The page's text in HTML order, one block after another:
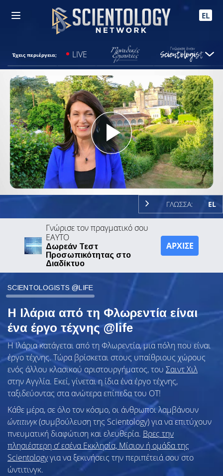
EL
Έχεις περιέργεια; LIVE
Play
Video
ΓΛΩΣΣΑ: EL
Γνώρισε τον πραγματικό σου
ΕΑΥΤΟ
Δωρεάν Τεστ
Προσωπικότητας στο
Διαδίκτυο
ΑΡΧΙΣΕ
SCIENTOLOGISTS @LIFE
Η Ιλάρια από τη Φλωρεντία είναι
ένα έργο τέχνης @life
Η Ιλάρια κατάγεται από τη Φλωρεντία, μια πόλη που είναι
έργο τέχνης. Τώρα βρίσκεται στους υπαίθριους χώρους
ενός άλλου κλασικού αριστουργήματος, του Σαιντ Χιλ
στην Αγγλία. Εκεί, γίνεται η ίδια ένα έργο τέχνης,
ταξιδεύοντας στα ανώτερα επίπεδα του ΟΤ!
Κάθε μέρα, σε όλο τον κόσμο, οι άνθρωποι λαμβάνουν
ώντιτινγκ(συμβούλευση της Scientology) για να επιτύχουν
πνευματική διαφώτιση και ελευθερία. Βρες την
πλησιέστερη σ’ εσένα Εκκλησία, Μίσιον ή ομάδα της
Scientologyγια να ξεκινήσεις την περιπέτειά σου στο
ώντιτινγκ.